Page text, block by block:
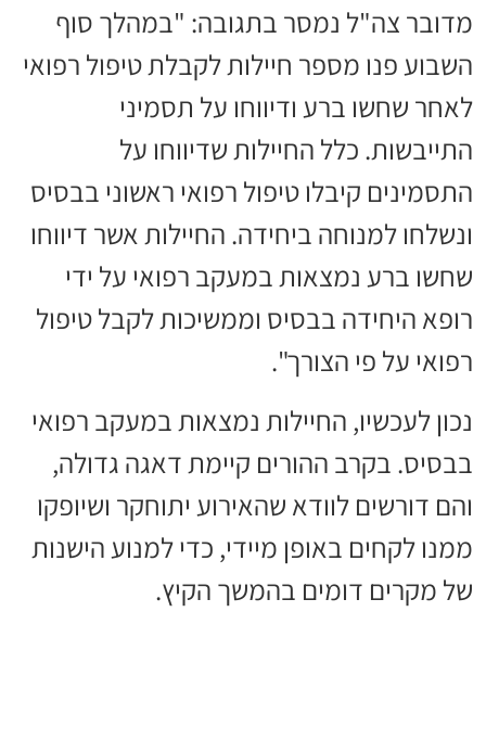
מדובר צה"ל נמסר בתגובה: "במהלך סוף
השבוע פנו מספר חיילות לקבלת טיפול רפואי
לאחר שחשו ברע ודיווחו על תסמיני
התייבשות. כלל החיילות שדיווחו על
התסמינים קיבלו טיפול רפואי ראשוני בבסיס
ונשלחו למנוחה ביחידה. החיילות אשר דיווחו
שחשו ברע נמצאות במעקב רפואי על ידי
רופא היחידה בבסיס וממשיכות לקבל טיפול
רפואי על פי הצורך".
נכון לעכשיו, החיילות נמצאות במעקב רפואי
בבסיס. בקרב ההורים קיימת דאגה גדולה,
והם דורשים לוודא שהאירוע יתוחקר ושיופקו
ממנו לקחים באופן מיידי, כדי למנוע הישנות
של מקרים דומים בהמשך הקיץ.